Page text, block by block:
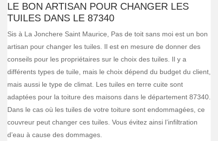
LE BON ARTISAN POUR CHANGER LES
TUILES DANS LE 87340
Sis à La Jonchere Saint Maurice, Pas de toit sans moi est un bon
artisan pour changer les tuiles. Il est en mesure de donner des
conseils pour les propriétaires sur le choix des tuiles. Il y a
différents types de tuile, mais le choix dépend du budget du client,
mais aussi le type de climat. Les tuiles en terre cuite sont
adaptées pour la toiture des maisons dans le département 87340.
Dans le cas où les tuiles de votre toiture sont endommagées, ce
couvreur peut changer ces tuiles. Vous évitez ainsi l’infiltration
d’eau à cause des dommages.